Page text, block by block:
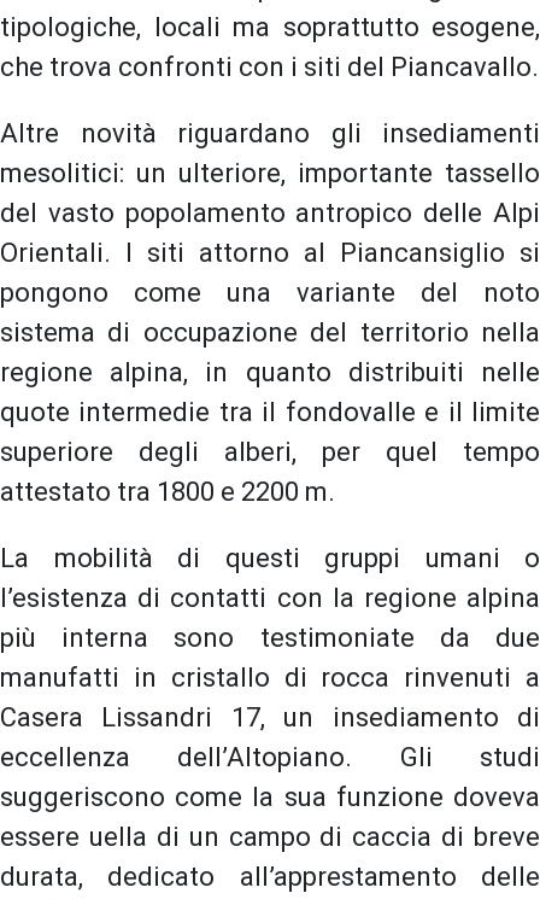
tipologiche, locali ma soprattutto esogene,
che trova confronti con i siti del Piancavallo.
Altre novità riguardano gli insediamenti
mesolitici: un ulteriore, importante tassello
del vasto popolamento antropico delle Alpi
Orientali. I siti attorno al Piancansiglio si
pongono come una variante del noto
sistema di occupazione del territorio nella
regione alpina, in quanto distribuiti nelle
quote intermedie tra il fondovalle e il limite
superiore degli alberi, per quel tempo
attestato tra 1800 e 2200 m.
La mobilità di questi gruppi umani o
l’esistenza di contatti con la regione alpina
più interna sono testimoniate da due
manufatti in cristallo di rocca rinvenuti a
Casera Lissandri 17, un insediamento di
eccellenza dell’Altopiano. Gli studi
suggeriscono come la sua funzione doveva
essere uella di un campo di caccia di breve
durata, dedicato all’apprestamento delle